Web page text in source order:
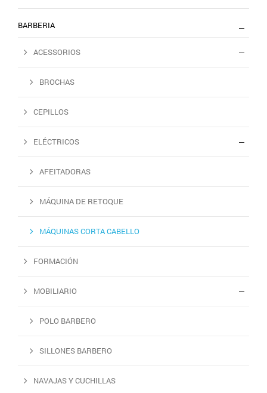
BARBERIA
ACESSORIOS
BROCHAS
CEPILLOS
ELÉCTRICOS
AFEITADORAS
MÁQUINA DE RETOQUE
MÁQUINAS CORTA CABELLO
FORMACIÓN
MOBILIARIO
POLO BARBERO
SILLONES BARBERO
NAVAJAS Y CUCHILLAS